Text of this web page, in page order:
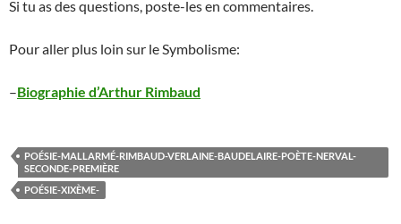
Si tu as des questions, poste-les en commentaires.
Pour aller plus loin sur le Symbolisme:
–Biographie d’Arthur Rimbaud
POÉSIE-MALLARMÉ-RIMBAUD-VERLAINE-BAUDELAIRE-POÈTE-NERVAL-
SECONDE-PREMIÈRE
POÉSIE-XIXÈME-